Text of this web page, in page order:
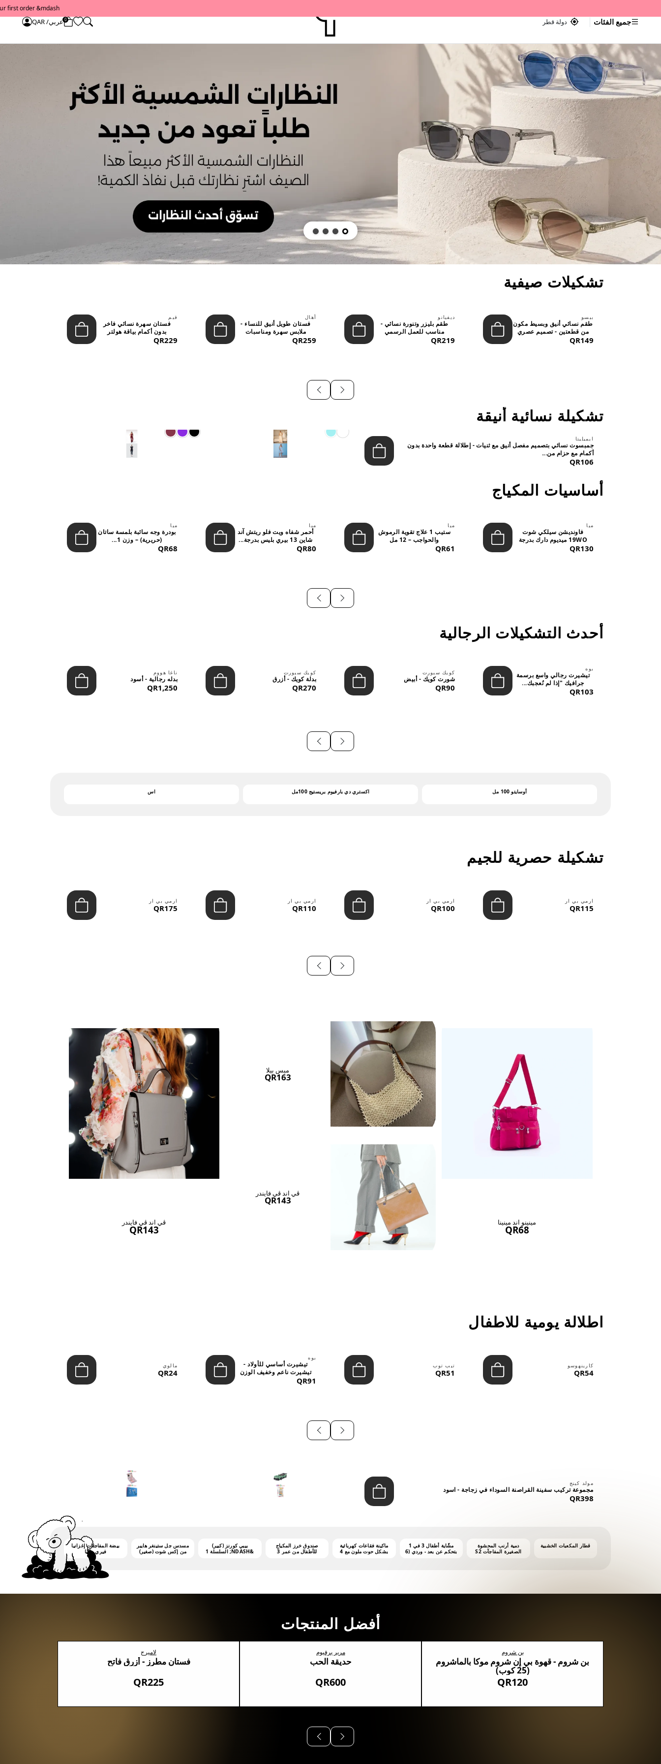
جميع الفئات دولة قطر 0عربي/ QAR
تاجر — Home page default h1 desc
تشكيلات صيفية
بيسو
طقم نسائي أنيق وبسيط مكون
من قطعتين - تصميم عصري
QR149
ديفيانو
طقم بليزر وتنورة نسائي -
مناسب للعمل الرسمي
QR219
أهال
فستان طويل أنيق للنساء -
ملابس سهرة ومناسبات
QR259
فيم
فستان سهرة نسائي فاخر
بدون أكمام بياقة هولتر
QR229
تشكيلة نسائية أنيقة
ايميليتا
جمبسوت نسائي بتصميم مفصل أنيق مع ثنيات - إطلالة قطعة واحدة بدون
أكمام مع حزام من...
QR106
أساسيات المكياج
ميا
فاونديشن سيلكي شوت
19WO ميديوم دارك بدرجة
QR130
ميا
ستيب 1 علاج تقوية الرموش
والحواجب – 12 مل
QR61
ميا
أحمر شفاه ويت فلو ريتش آند
شاين 13 بيري بليس بدرجة...
QR80
ميا
بودرة وجه سائبة بلمسة ساتان
(حريرية) – وزن 1...
QR68
أحدث التشكيلات الرجالية
بوه
تيشيرت رجالي واسع برسمة
جرافيك "إذا لم نُعجبك...
QR103
كويك سبورت
شورت كويك - أبيض
QR90
كويك سبورت
بدلة كويك - أزرق
QR270
ناغا هووم
بدله رجالية - أسود
QR1,250
أوسايتو 100 مل اكستري دي بارفيوم بريستيج 100مل اس
تشكيلة حصرية للجيم
ارمي بي ار
QR115
ارمي بي ار
QR100
ارمي بي ار
QR110
ارمي بي ار
QR175
مينينو اند مينينا
QR68
ميس بيلا
QR163
ڤي اند ڤي فايندر
QR143
ڤي اند ڤي فايندر
QR143
اطلالة يومية للاطفال
كارينهوسو
QR54
تيب توب
QR51
بوه
تيشيرت أساسي للأولاد -
تيشيرت ناعم وخفيف الوزن
QR91
مالوي
QR24
مولد كينج
مجموعة تركيب سفينة القراصنة السوداء في زجاجة - اسود
QR398
قطار المكعبات الخشبية
دمية أرنب المحشوة
الصغيرة المفاجآت S2
مشّاية أطفال 3 في 1
بتحكم عن بعد - وردي (6
ماكينة فقاعات كهربائية
بشكل حوت ملون مع 4
صندوق خرز المكياج
للأطفال من عمر 3
بيبي كورنز (كبير)
&NDASH; السلسلة 1
مسدس جل ستينغر هايبر
من إكس شوت (صغير)
بيضة المفاجئات إغزانيا
فيري مانيا
أفضل المنتجات
بن شروم
بن شروم - قهوة بي إن شروم موكا بالماشروم
(25 كوب)
QR120
مرير برفيوم
حديقة الحب
QR600
لاميرج
فستان مطرز - أزرق فاتح
QR225